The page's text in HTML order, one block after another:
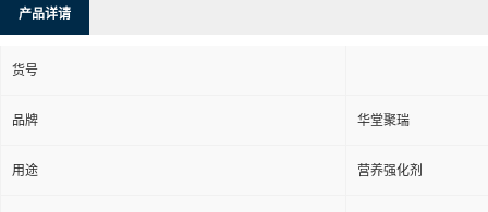
产品详请
货号
品牌 华堂聚瑞
用途 营养强化剂